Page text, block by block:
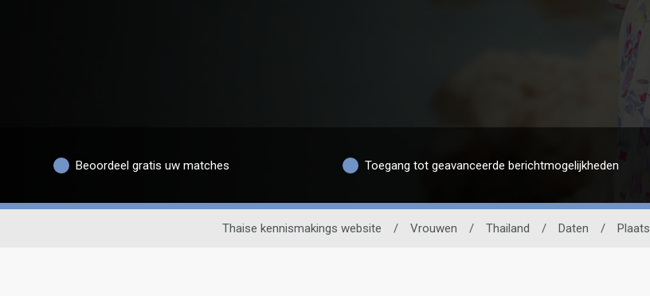
Beoordeel gratis uw matches Toegang tot geavanceerde berichtmogelijkheden
Thaise kennismakings website / Vrouwen / Thailand / Daten / Plaats